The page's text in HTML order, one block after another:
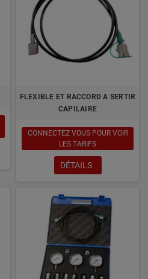
FLEXIBLE ET RACCORD A SERTIR
CAPILAIRE
CONNECTEZ VOUS POUR VOIR
LES TARIFS
DÉTAILS